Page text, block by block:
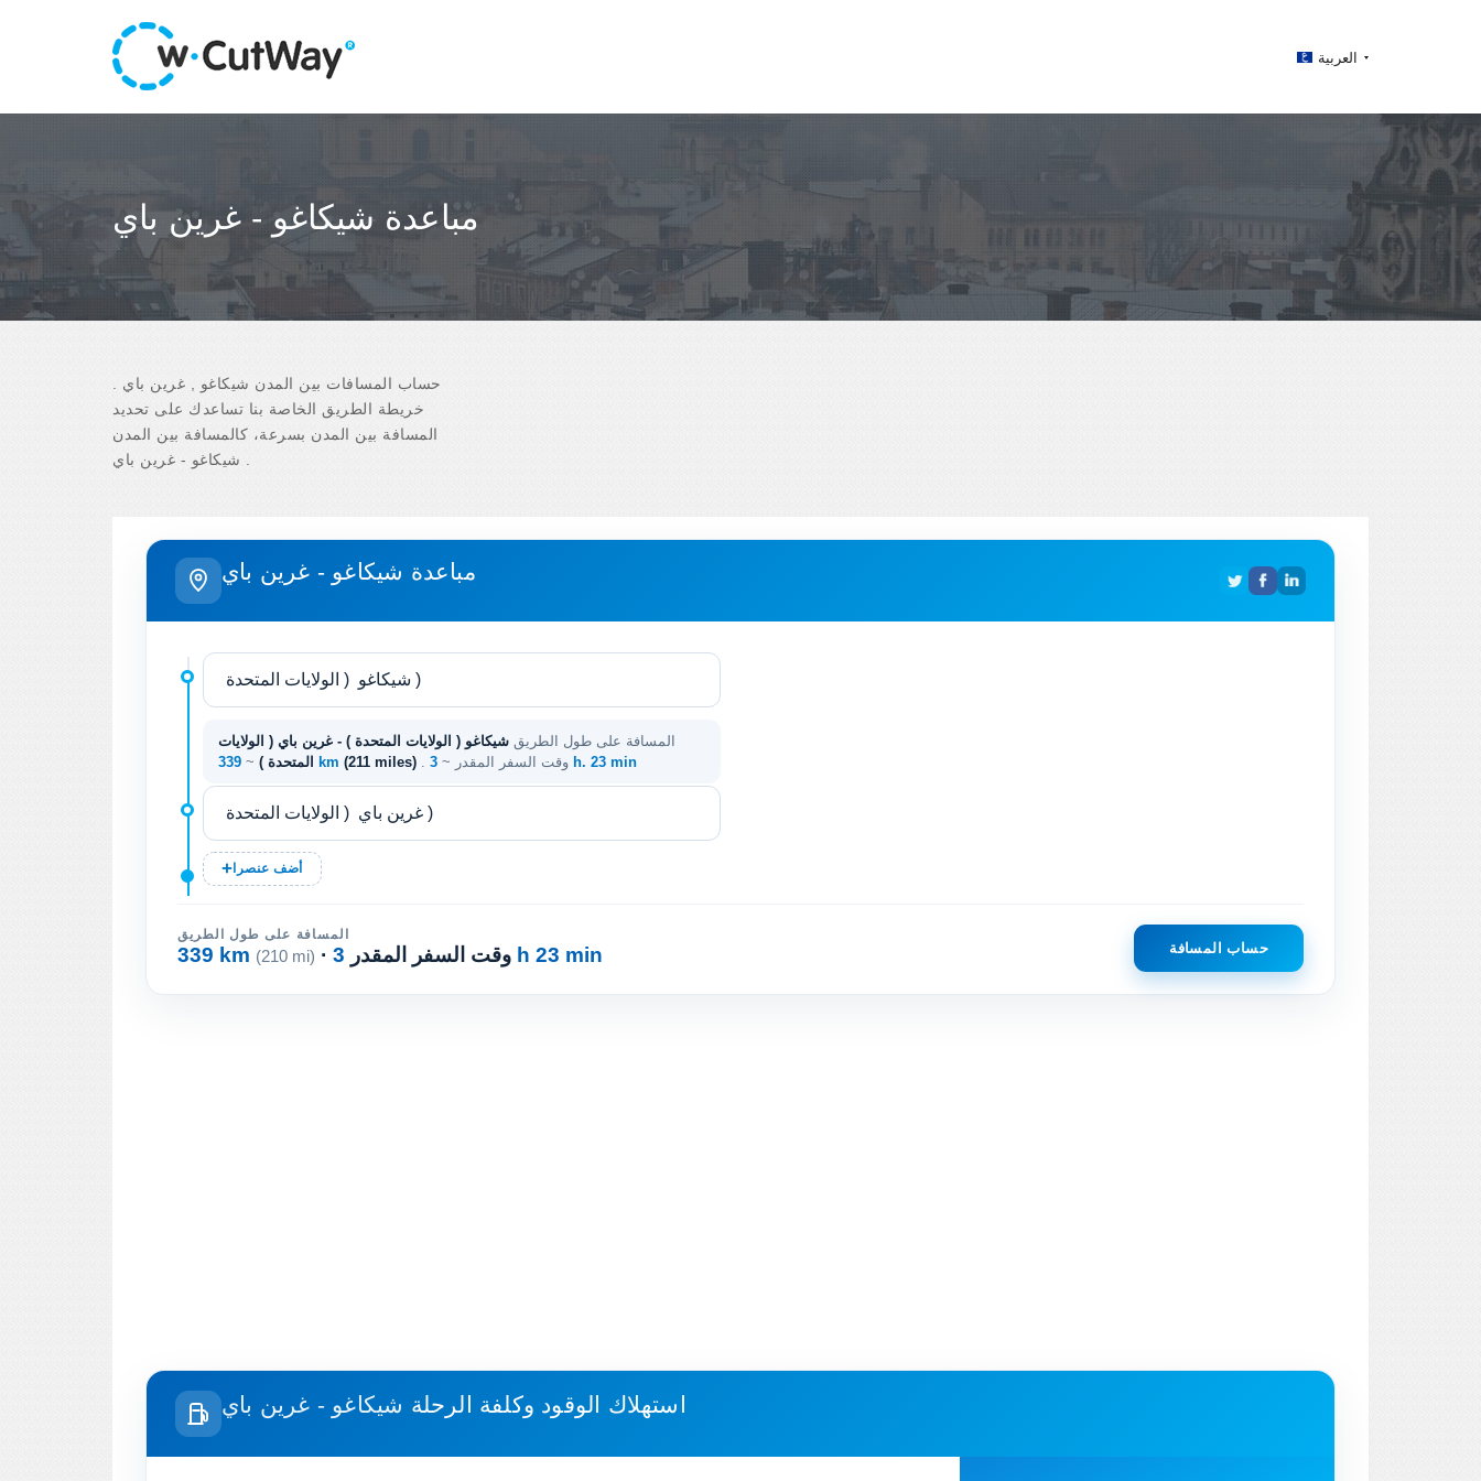
العربية
مباعدة شيكاغو - غرين باي
حساب المسافات بين المدن شيكاغو , غرين باي .
خريطة الطريق الخاصة بنا تساعدك على تحديد
المسافة بين المدن بسرعة، كالمسافة بين المدن
مباعدة شيكاغو - غرين باي
المسافة على طول الطريق شيكاغو ( الولايات المتحدة ) - غرين باي ( الولايات
المتحدة ) ~ 339 km (211 miles) . وقت السفر المقدر ~ 3 h. 23 min
أضف عنصرا
المسافة على طول الطريق
339 km (210 mi) · وقت السفر المقدر 3 h 23 min حساب المسافة
استهلاك الوقود وكلفة الرحلة شيكاغو - غرين باي